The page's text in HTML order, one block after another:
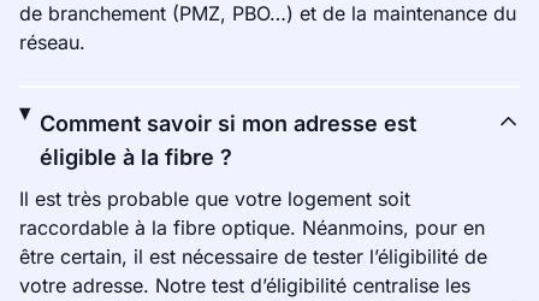
de branchement (PMZ, PBO…) et de la maintenance du
réseau.
Comment savoir si mon adresse est
éligible à la fibre ?
Il est très probable que votre logement soit
raccordable à la fibre optique. Néanmoins, pour en
être certain, il est nécessaire de tester l’éligibilité de
votre adresse. Notre test d’éligibilité centralise les